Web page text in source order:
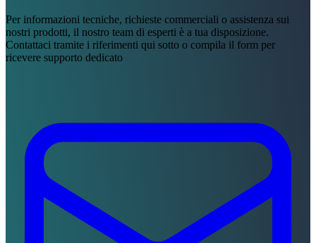
Per informazioni tecniche, richieste commerciali o assistenza sui
nostri prodotti, il nostro team di esperti è a tua disposizione.
Contattaci tramite i riferimenti qui sotto o compila il form per
ricevere supporto dedicato